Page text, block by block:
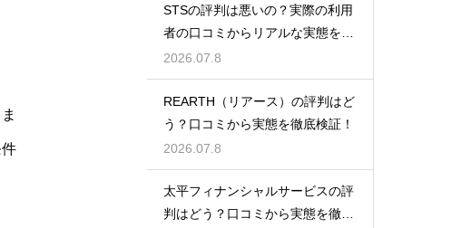
STSの評判は悪いの？実際の利用
者の口コミからリアルな実態を徹
底検証
2026.07.8
REARTH（リアース）の評判はど
う？口コミから実態を徹底検証！
2026.07.8
太平フィナンシャルサービスの評
判はどう？口コミから実態を徹底